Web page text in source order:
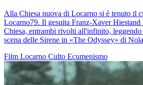
Alla Chiesa nuova di Locarno si è tenuto il
Locarno79. Il gesuita Franz-Xaver Hiestand
Chiesa, entrambi rivolti all'infinito,
scena delle Sirene in «The Odyssey» di
Film Locarno Culto Ecumenismo